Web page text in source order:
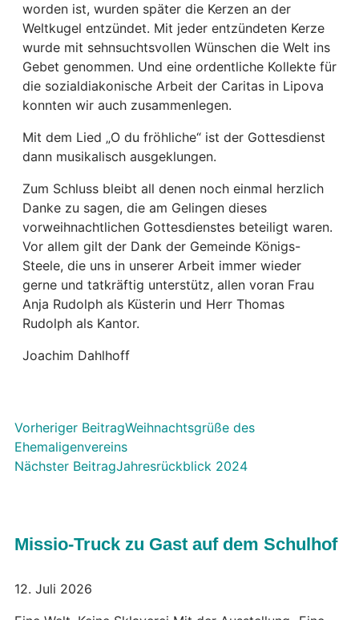
worden ist, wurden später die Kerzen an der
Weltkugel entzündet. Mit jeder entzündeten Kerze
wurde mit sehnsuchtsvollen Wünschen die Welt ins
Gebet genommen. Und eine ordentliche Kollekte für
die sozialdiakonische Arbeit der Caritas in Lipova
konnten wir auch zusammenlegen.
Mit dem Lied „O du fröhliche“ ist der Gottesdienst
dann musikalisch ausgeklungen.
Zum Schluss bleibt all denen noch einmal herzlich
Danke zu sagen, die am Gelingen dieses
vorweihnachtlichen Gottesdienstes beteiligt waren.
Vor allem gilt der Dank der Gemeinde Königs-
Steele, die uns in unserer Arbeit immer wieder
gerne und tatkräftig unterstütz, allen voran Frau
Anja Rudolph als Küsterin und Herr Thomas
Rudolph als Kantor.
Joachim Dahlhoff
Vorheriger BeitragWeihnachtsgrüße des
Ehemaligenvereins
Nächster BeitragJahresrückblick 2024
Missio-Truck zu Gast auf dem Schulhof
12. Juli 2026